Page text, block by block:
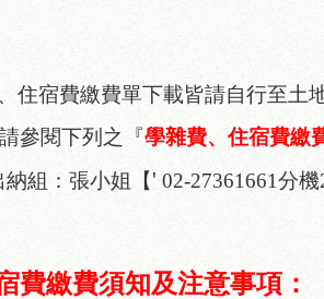
住宿費繳費單下載皆請自行至土
參閱下列之『學雜費、住宿費繳
納組：張小姐【' 02-27361661分機
費繳費須知及注意事項：